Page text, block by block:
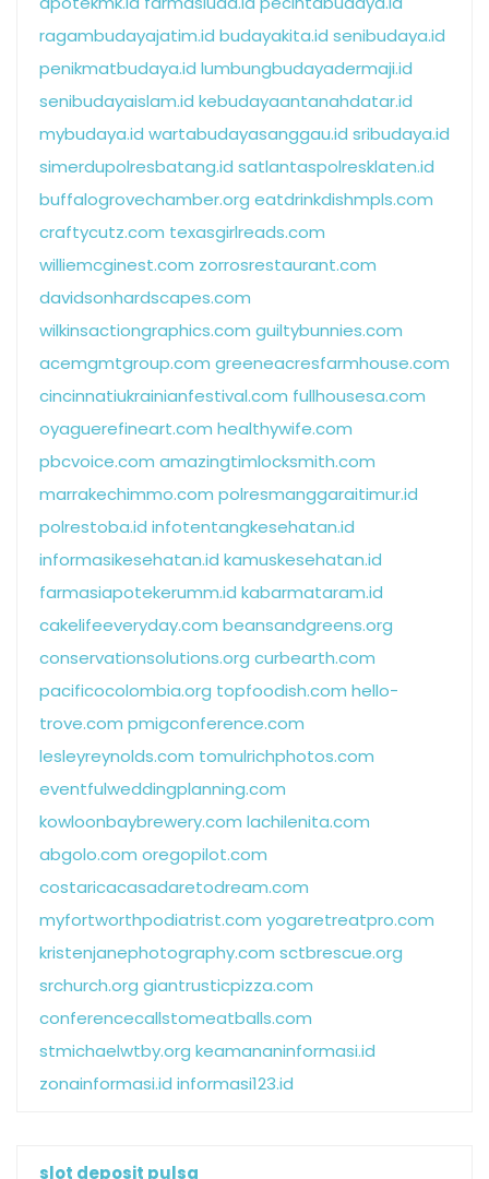
ragambudayajatim.id budayakita.id senibudaya.id
penikmatbudaya.id lumbungbudayadermaji.id
senibudayaislam.id kebudayaantanahdatar.id
mybudaya.id wartabudayasanggau.id sribudaya.id
simerdupolresbatang.id satlantaspolresklaten.id
buffalogrovechamber.org eatdrinkdishmpls.com
craftycutz.com texasgirlreads.com
williemcginest.com zorrosrestaurant.com
davidsonhardscapes.com
wilkinsactiongraphics.com guiltybunnies.com
acemgmtgroup.com greeneacresfarmhouse.com
cincinnatiukrainianfestival.com fullhousesa.com
oyaguerefineart.com healthywife.com
pbcvoice.com amazingtimlocksmith.com
marrakechimmo.com polresmanggaraitimur.id
polrestoba.id infotentangkesehatan.id
informasikesehatan.id kamuskesehatan.id
farmasiapotekerumm.id kabarmataram.id
cakelifeeveryday.com beansandgreens.org
conservationsolutions.org curbearth.com
pacificocolombia.org topfoodish.com hello-
trove.com pmigconference.com
lesleyreynolds.com tomulrichphotos.com
eventfulweddingplanning.com
kowloonbaybrewery.com lachilenita.com
abgolo.com oregopilot.com
costaricacasadaretodream.com
myfortworthpodiatrist.com yogaretreatpro.com
kristenjanephotography.com sctbrescue.org
srchurch.org giantrusticpizza.com
conferencecallstomeatballs.com
stmichaelwtby.org keamananinformasi.id
zonainformasi.id informasi123.id
slot deposit pulsa